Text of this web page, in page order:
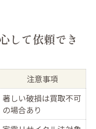
して依頼でき
注意事項
著しい破損は買取不可
の場合あり